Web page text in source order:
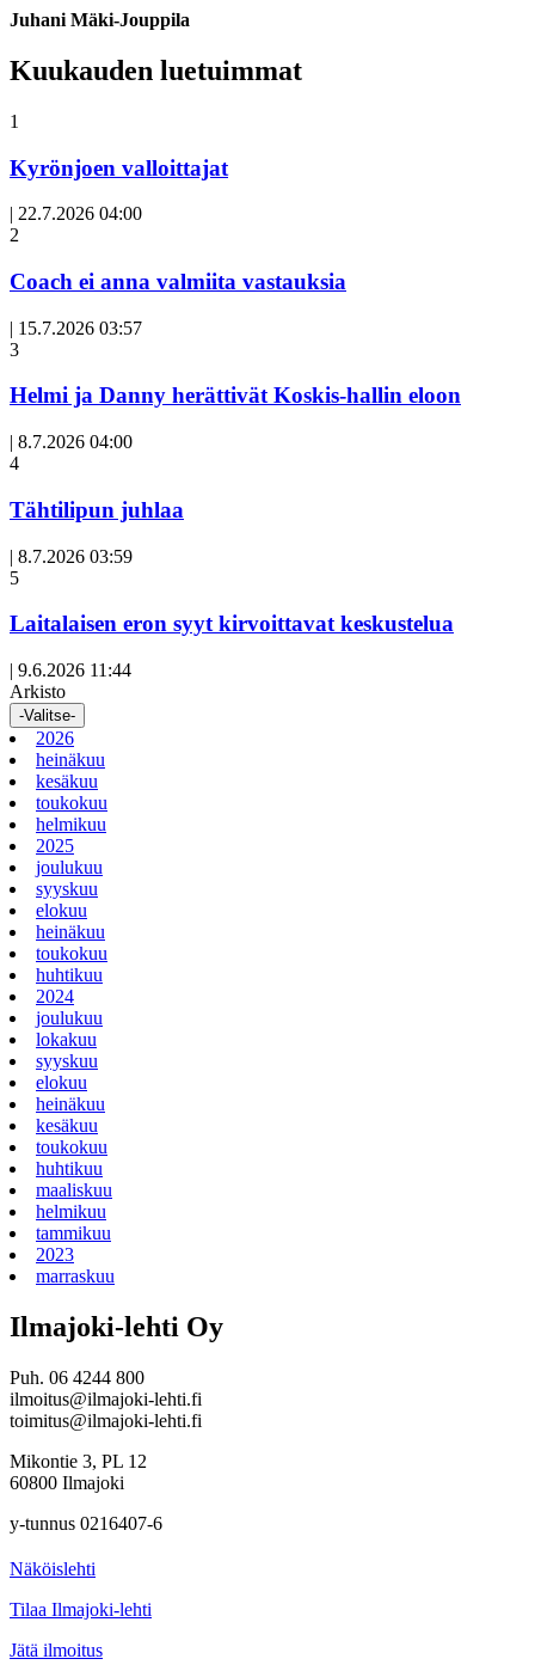
Juhani Mäki-Jouppila
Kuukauden luetuimmat
1
Kyrönjoen valloittajat
| 22.7.2026 04:00
Avoin
2
Coach ei anna valmiita vastauksia
| 15.7.2026 03:57
3
Helmi ja Danny herättivät Koskis-hallin eloon
| 8.7.2026 04:00
Avoin
4
Tähtilipun juhlaa
| 8.7.2026 03:59
Avoin
5
Laitalaisen eron syyt kirvoittavat keskustelua
| 9.6.2026 11:44
Arkisto
-Valitse-
2026
heinäkuu
kesäkuu
toukokuu
helmikuu
2025
joulukuu
syyskuu
elokuu
heinäkuu
toukokuu
huhtikuu
2024
joulukuu
lokakuu
syyskuu
elokuu
heinäkuu
kesäkuu
toukokuu
huhtikuu
maaliskuu
helmikuu
tammikuu
2023
marraskuu
Ilmajoki-lehti Oy
Puh. 06 4244 800
ilmoitus@ilmajoki-lehti.fi
toimitus@ilmajoki-lehti.fi
Mikontie 3, PL 12
60800 Ilmajoki
y-tunnus 0216407-6
Näköislehti
Tilaa Ilmajoki-lehti
Jätä ilmoitus